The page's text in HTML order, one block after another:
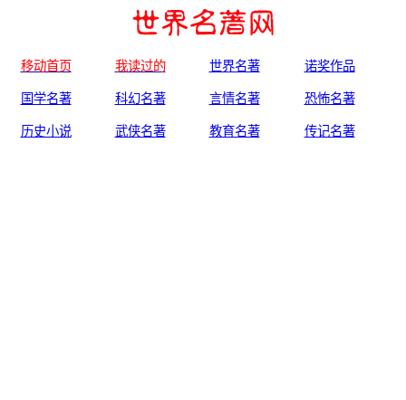
移动首页 我读过的 世界名著 诺奖作品
国学名著 科幻名著 言情名著 恐怖名著
历史小说 武侠名著 教育名著 传记名著